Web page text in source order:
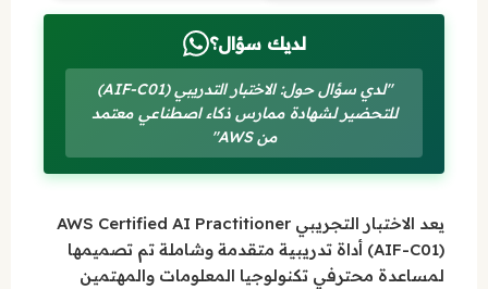
لديك سؤال؟
"لدي سؤال حول: الاختبار التدريبي (AIF-C01)
للتحضير لشهادة ممارس ذكاء اصطناعي معتمد
من AWS"
يعد الاختبار التجريبي AWS Certified AI Practitioner
(AIF-C01) أداة تدريبية متقدمة وشاملة تم تصميمها
لمساعدة محترفي تكنولوجيا المعلومات والمهتمين